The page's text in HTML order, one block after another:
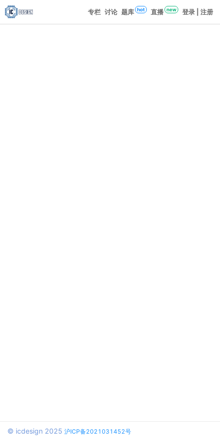
专栏 讨论 题库 hot 直播 new 登录 | 注册
© icdesign 2025 沪ICP备2021031452号